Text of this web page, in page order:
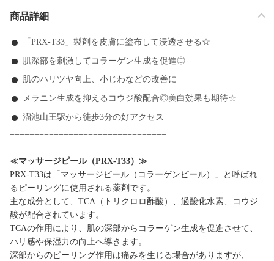
商品詳細
「PRX-T33」製剤を皮膚に塗布して浸透させる☆
肌深部を刺激してコラーゲン生成を促進◎
肌のハリツヤ向上、小じわなどの改善に
メラニン生成を抑えるコウジ酸配合◎美白効果も期待☆
溜池山王駅から徒歩3分の好アクセス
================================
≪マッサージピール（PRX-T33）≫
PRX-T33は「マッサージピール（コラーゲンピール）」と呼ばれ
るピーリングに使用される薬剤です。
主な成分として、TCA（トリクロロ酢酸）、過酸化水素、コウジ
酸が配合されています。
TCAの作用により、肌の深部からコラーゲン生成を促進させて、
ハリ感や保湿力の向上へ導きます。
深部からのピーリング作用は痛みを生じる場合がありますが、